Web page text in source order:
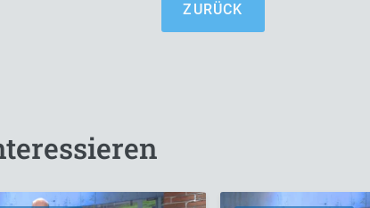
ZURÜCK